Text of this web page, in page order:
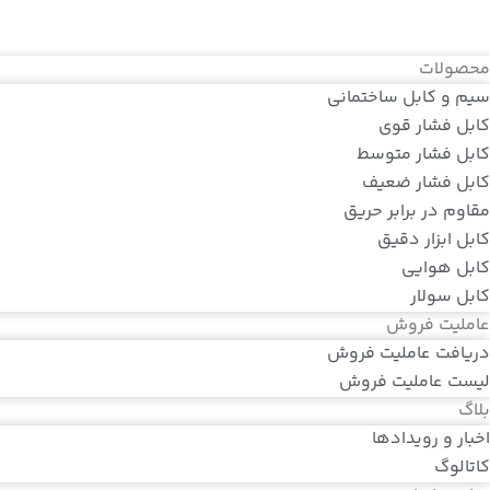
محصولات
سیم و کابل ساختمانی
کابل فشار قوی
کابل فشار متوسط
کابل فشار ضعیف
مقاوم در برابر حریق
کابل ابزار دقیق
کابل هوایی
کابل سولار
عاملیت فروش
دریافت عاملیت فروش
لیست عاملیت فروش
بلاگ
اخبار و رویدادها
کاتالوگ